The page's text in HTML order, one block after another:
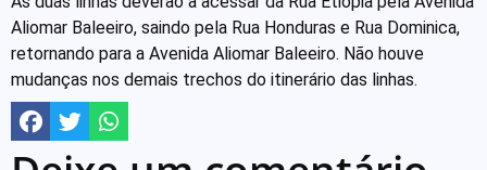
Aliomar Baleeiro, saindo pela Rua Honduras e Rua Dominica,
retornando para a Avenida Aliomar Baleeiro. Não houve
mudanças nos demais trechos do itinerário das linhas.